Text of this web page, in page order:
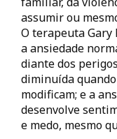
assumir ou
O terapeuta Gary
a ansiedade
diante dos
diminuída
modificam; e a
desenvolve
e medo, mesmo